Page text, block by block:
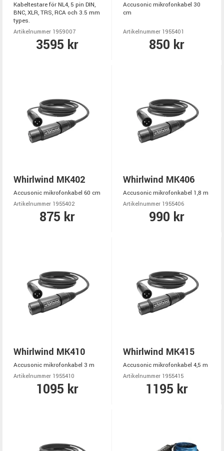
Kabeltestare för NL4, 5 pin DIN,
BNC, XLR, TRS, RCA och 3.5 mm
types.
Artikelnummer 1959007
3595 kr
Accusonic mikrofonkabel 30
cm
Artikelnummer 1955401
850 kr
Whirlwind MK402
Accusonic mikrofonkabel 60 cm
Artikelnummer 1955402
875 kr
Whirlwind MK406
Accusonic mikrofonkabel 1,8 m
Artikelnummer 1955406
990 kr
Whirlwind MK410
Accusonic mikrofonkabel 3 m
Artikelnummer 1955410
1095 kr
Whirlwind MK415
Accusonic mikrofonkabel 4,5 m
Artikelnummer 1955415
1195 kr